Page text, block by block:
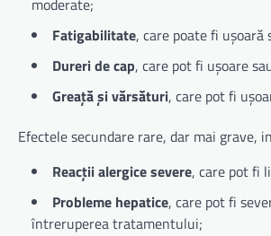
moderate;
Fatigabilitate, care poate fi ușoară
Dureri de cap, care pot fi ușoare
Greață și vărsături, care pot fi
Efectele secundare rare, dar mai grave,
Reacții alergice severe, care pot fi
Probleme hepatice, care pot fi
întreruperea tratamentului;